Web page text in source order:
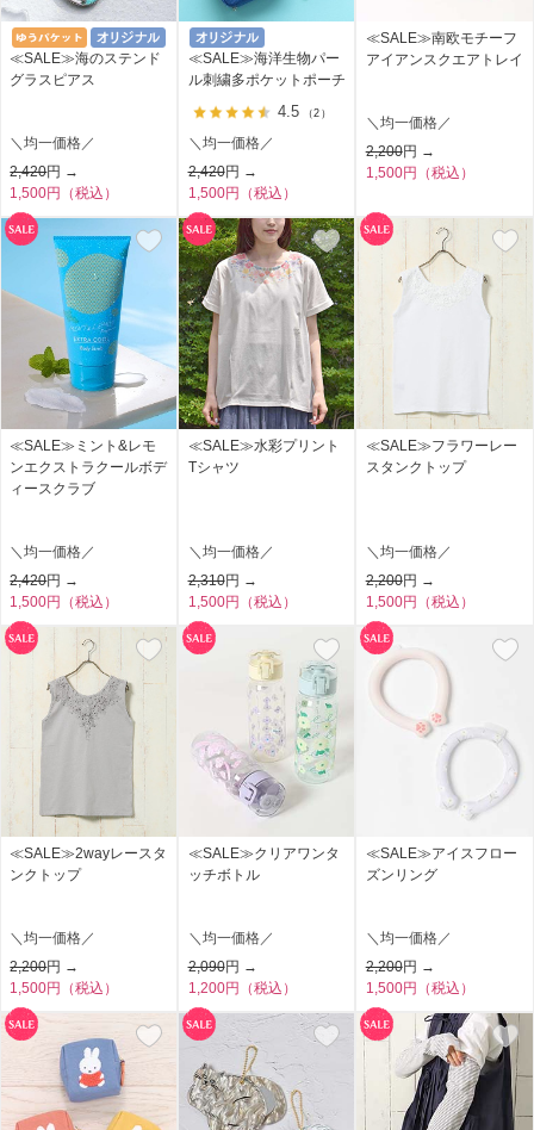
≪SALE≫海のステンド
グラスピアス
＼均一価格／
2,420円 →
1,500円（税込）
≪SALE≫海洋生物パー
ル刺繍多ポケットポーチ
4.5 （2）
＼均一価格／
2,420円 →
1,500円（税込）
≪SALE≫南欧モチーフ
アイアンスクエアトレイ
＼均一価格／
2,200円 →
1,500円（税込）
≪SALE≫ミント&レモ
ンエクストラクールボデ
ィースクラブ
＼均一価格／
2,420円 →
1,500円（税込）
≪SALE≫水彩プリント
Tシャツ
＼均一価格／
2,310円 →
1,500円（税込）
≪SALE≫フラワーレー
スタンクトップ
＼均一価格／
2,200円 →
1,500円（税込）
≪SALE≫2wayレースタ
ンクトップ
＼均一価格／
2,200円 →
1,500円（税込）
≪SALE≫クリアワンタ
ッチボトル
＼均一価格／
2,090円 →
1,200円（税込）
≪SALE≫アイスフロー
ズンリング
＼均一価格／
2,200円 →
1,500円（税込）